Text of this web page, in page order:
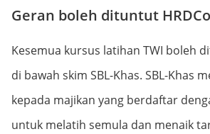
Geran boleh dituntut
Kesemua kursus latihan TWI boleh
di bawah skim SBL-Khas. SBL-Khas
kepada majikan yang berdaftar
untuk melatih semula dan menaik